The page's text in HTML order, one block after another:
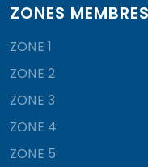
ZONES MEMBRES
ZONE 1
ZONE 2
ZONE 3
ZONE 4
ZONE 5